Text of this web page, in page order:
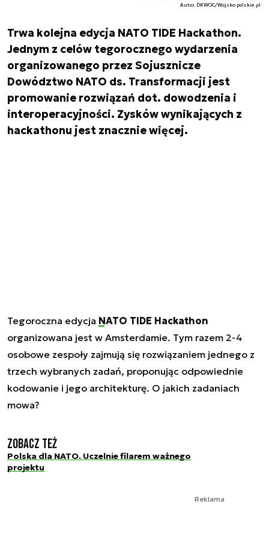
Autor. DKWOC/Wojsko-polskie.pl
Trwa kolejna edycja NATO TIDE Hackathon.
Jednym z celów tegorocznego wydarzenia
organizowanego przez Sojusznicze
Dowództwo NATO ds. Transformacji jest
promowanie rozwiązań dot. dowodzenia i
interoperacyjności. Zysków wynikających z
hackathonu jest znacznie więcej.
Tegoroczna edycja NATO TIDE Hackathon
organizowana jest w Amsterdamie. Tym razem 2-4
osobowe zespoły zajmują się rozwiązaniem jednego z
trzech wybranych zadań, proponując odpowiednie
kodowanie i jego architekturę. O jakich zadaniach
mowa?
Zobacz też
Polska dla NATO. Uczelnie filarem ważnego
projektu
Reklama